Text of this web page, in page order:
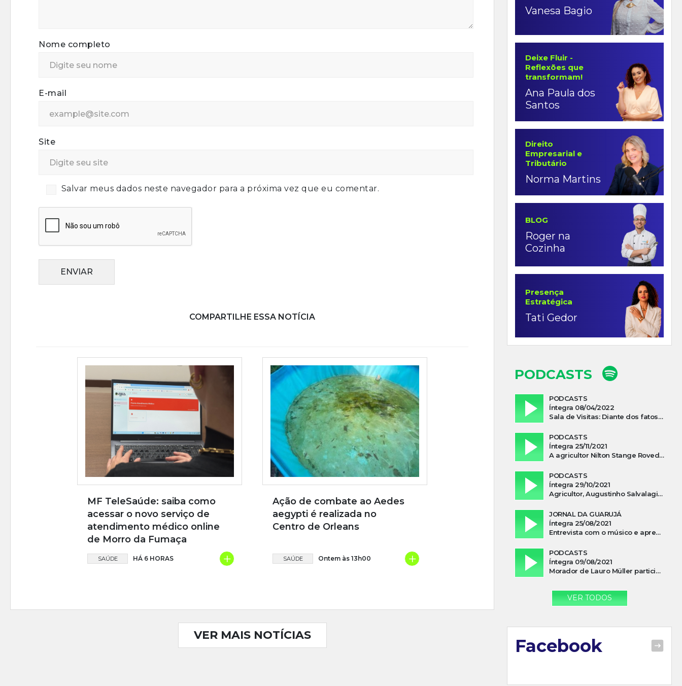
Nome completo
E-mail
Site
Salvar meus dados neste navegador para a próxima vez que eu comentar.
ENVIAR
COMPARTILHE ESSA NOTÍCIA
MF TeleSaúde: saiba como
acessar o novo serviço de
atendimento médico online
de Morro da Fumaça
SAÚDE HÁ 6 HORAS +
Ação de combate ao Aedes
aegypti é realizada no
Centro de Orleans
SAÚDE Ontem às 13h00 +
VER MAIS NOTÍCIAS
Vanesa Bagio
Deixe Fluir -
Reflexões que
transformam!
Ana Paula dos
Santos
Direito
Empresarial e
Tributário
Norma Martins
BLOG
Roger na
Cozinha
Presença
Estratégica
Tati Gedor
PODCASTS
PODCASTS
Íntegra 08/04/2022
Sala de Visitas: Diante dos fatos que influenciam a economia o que podemos esperar de 2022
PODCASTS
Íntegra 25/11/2021
A agricultor Nilton Stange Roveda, afirma ter recebido ajuda espiritual durante acidente
PODCASTS
Íntegra 29/10/2021
Agricultor, Augustinho Salvalagio, relata sobre aparição do Cavaleiro Negro no Rio das Furnas
JORNAL DA GUARUJÁ
Íntegra 25/08/2021
Entrevista com o músico e apresentador, Lismael Ferrareis, no Cidade e Campo
PODCASTS
Íntegra 09/08/2021
Morador de Lauro Müller participa de motociata em apoio a Bolsonaro
VER TODOS
Facebook